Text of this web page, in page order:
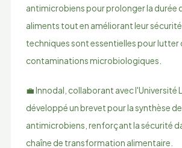
antimicrobiens pour prolonger la durée
aliments tout en améliorant leur
techniques sont essentielles pour lutter
contaminations microbiologiques.
💼 Innodal, collaborant avec l'Université
développé un brevet pour la synthèse
antimicrobiens, renforçant la sécurité
chaîne de transformation alimentaire.